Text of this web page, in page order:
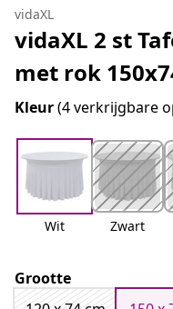
vidaXL
vidaXL 2 st
met rok
Kleur(4 verkrijgbare
Wit Zwart
Grootte